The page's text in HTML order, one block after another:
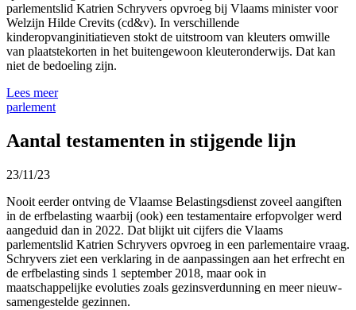
parlementslid Katrien Schryvers opvroeg bij Vlaams minister voor
Welzijn Hilde Crevits (cd&v). In verschillende
kinderopvanginitiatieven stokt de uitstroom van kleuters omwille
van plaatstekorten in het buitengewoon kleuteronderwijs. Dat kan
niet de bedoeling zijn.
Lees meer
parlement
Aantal testamenten in stijgende lijn
23/11/23
Nooit eerder ontving de Vlaamse Belastingsdienst zoveel aangiften
in de erfbelasting waarbij (ook) een testamentaire erfopvolger werd
aangeduid dan in 2022. Dat blijkt uit cijfers die Vlaams
parlementslid Katrien Schryvers opvroeg in een parlementaire vraag.
Schryvers ziet een verklaring in de aanpassingen aan het erfrecht en
de erfbelasting sinds 1 september 2018, maar ook in
maatschappelijke evoluties zoals gezinsverdunning en meer nieuw-
samengestelde gezinnen.